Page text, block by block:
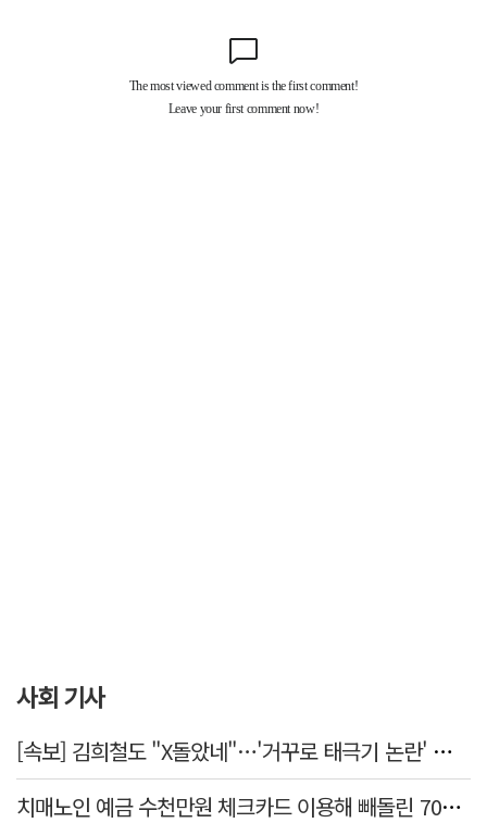
사회 기사
[속보] 김희철도 "X돌았네"…'거꾸로 태극기 논란' 인천시 현수막, 이틀 만에 철거
치매노인 예금 수천만원 체크카드 이용해 빼돌린 70대 간병인, 집행유예